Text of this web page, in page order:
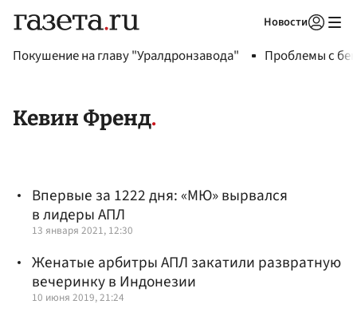
Новости
Покушение на главу "Уралдронзавода" Проблемы с
Кевин Френд
Впервые за 1222 дня: «МЮ» вырвался
в лидеры АПЛ
13 января 2021, 12:30
Женатые арбитры АПЛ закатили развратную
вечеринку в Индонезии
10 июня 2019, 21:24